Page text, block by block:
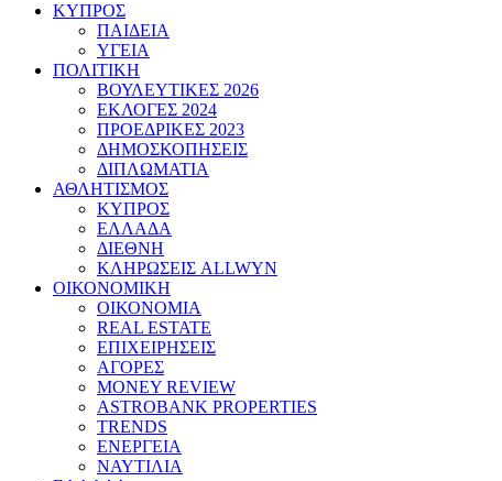
ΚΥΠΡΟΣ
ΠΑΙΔΕΙΑ
ΥΓΕΙΑ
ΠΟΛΙΤΙΚΗ
ΒΟΥΛΕΥΤΙΚΕΣ 2026
ΕΚΛΟΓΕΣ 2024
ΠΡΟΕΔΡΙΚΕΣ 2023
ΔΗΜΟΣΚΟΠΗΣΕΙΣ
ΔΙΠΛΩΜΑΤΙΑ
ΑΘΛΗΤΙΣΜΟΣ
ΚΥΠΡΟΣ
ΕΛΛΑΔΑ
ΔΙΕΘΝΗ
ΚΛΗΡΩΣΕΙΣ ALLWYN
ΟΙΚΟΝΟΜΙΚΗ
ΟΙΚΟΝΟΜΙΑ
REAL ESTATE
ΕΠΙΧΕΙΡΗΣΕΙΣ
ΑΓΟΡΕΣ
MONEY REVIEW
ASTROBANK PROPERTIES
TRENDS
ΕΝΕΡΓΕΙΑ
ΝΑΥΤΙΛΙΑ